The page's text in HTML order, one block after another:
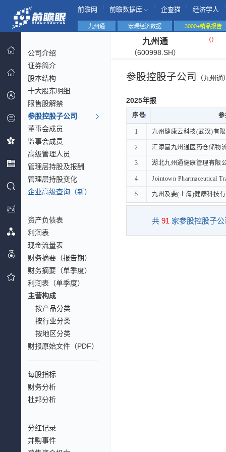
前瞻网 前瞻数据库 企查猫 经济学人
九州通 宏观经济数据 3000+精品报告
公司介绍
证券简介
股本结构
十大股东明细
限售股解禁
参股控股子公司
董事会成员
监事会成员
高级管理人员
管理层持股及报酬
管理层持股变化
企业高级查询（新）
资产负债表
利润表
现金流量表
财务摘要（报告期）
财务摘要（单季度）
利润表（单季度）
主营构成
按产品分类
按行业分类
按地区分类
财报原始文件（PDF）
每股指标
财务分析
杜邦分析
分红记录
并购事件
九州通
（600998.SH）
（）
参股控股子公司 （九州通
2025年报
序号
参
序号
参
1 九州健康云科技(武汉)有
2 汇添富九州通医药仓储
3 湖北九州通健康管理有限
4 Jointown Pharmaceutical
5 九州及要(上海)健康科技
序号 参
1 九州健康云科技(武汉)有
2 汇添富九州通医药仓储物
3 湖北九州通健康管理有限
4 Jointown Pharmaceutical
5 九州及要(上海)健康科技
共 91 家参股控股子